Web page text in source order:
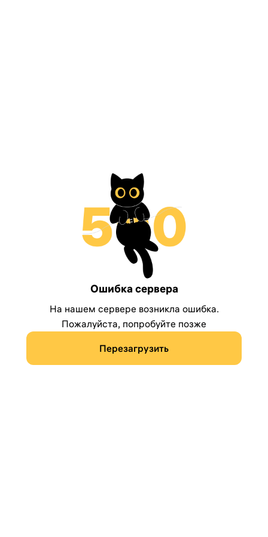
Ошибка сервера
На нашем сервере возникла ошибка.
Пожалуйста, попробуйте позже
Перезагрузить